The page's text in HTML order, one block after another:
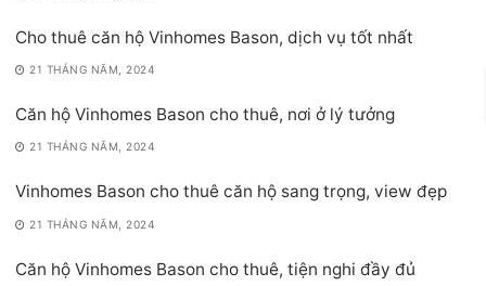
Cho thuê căn hộ Vinhomes Bason, dịch vụ tốt nhất
21 THÁNG NĂM, 2024
Căn hộ Vinhomes Bason cho thuê, nơi ở lý tưởng
21 THÁNG NĂM, 2024
Vinhomes Bason cho thuê căn hộ sang trọng, view đẹp
21 THÁNG NĂM, 2024
Căn hộ Vinhomes Bason cho thuê, tiện nghi đầy đủ